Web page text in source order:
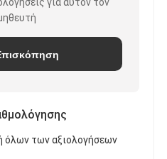
όλων των αξιολογήσεων